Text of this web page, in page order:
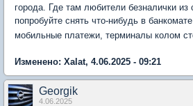
города. Где там любители безналички
попробуйте снять что-нибудь в банкомате
мобильные платежи, терминалы колом
Изменено: Xalat, 4.06.2025 - 09:21
Georgik
4.06.2025